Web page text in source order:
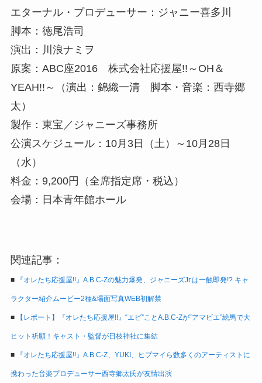
エターナル・プロデューサー：ジャニー喜多川
脚本：徳尾浩司
演出：川浪ナミヲ
原案：ABC座2016 株式会社応援屋!!～OH＆
YEAH!!～（演出：錦織一清 脚本・音楽：西寺郷
太）
製作：東宝／ジャニーズ事務所
公演スケジュール：10月3日（土）～10月28日
（水）
料金：9,200円（全席指定席・税込）
会場：日本青年館ホール
関連記事：
■ 『オレたち応援屋!!』A.B.C-Zの魅力爆発、ジャニーズJr.は一触即発!? キャ
ラクター紹介ムービー2種&場面写真WEB初解禁
■ 【レポート】『オレたち応援屋!!』“エビ”ことA.B.C-Zが“アマビエ”絵馬で大
ヒット祈願！キャスト・監督が日枝神社に集結
■ 『オレたち応援屋!!』A.B.C-Z、YUKI、ヒプマイら数多くのアーティストに
携わった音楽プロデューサー西寺郷太氏が友情出演